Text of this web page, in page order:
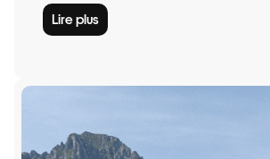
Lire plus